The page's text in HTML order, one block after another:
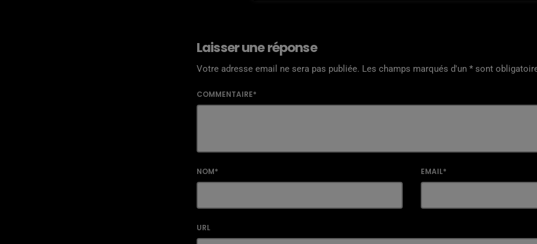
Laisser une réponse
Votre adresse email ne sera pas publiée. Les champs marqués d'un * sont
COMMENTAIRE*
NOM* EMAIL*
URL